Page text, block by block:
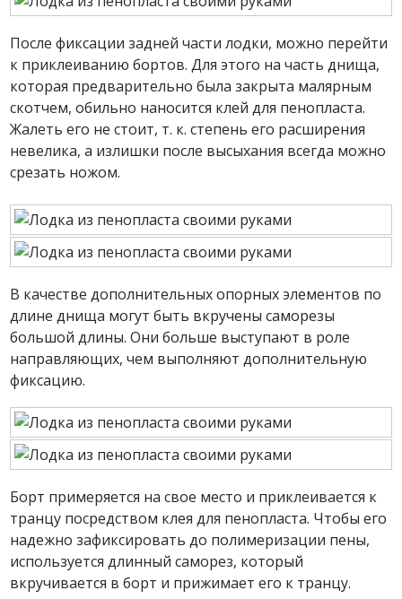
После фиксации задней части лодки, можно перейти
к приклеиванию бортов. Для этого на часть днища,
которая предварительно была закрыта малярным
скотчем, обильно наносится клей для пенопласта.
Жалеть его не стоит, т. к. степень его расширения
невелика, а излишки после высыхания всегда можно
срезать ножом.
В качестве дополнительных опорных элементов по
длине днища могут быть вкручены саморезы
большой длины. Они больше выступают в роле
направляющих, чем выполняют дополнительную
фиксацию.
Борт примеряется на свое место и приклеивается к
транцу посредством клея для пенопласта. Чтобы его
надежно зафиксировать до полимеризации пены,
используется длинный саморез, который
вкручивается в борт и прижимает его к транцу.